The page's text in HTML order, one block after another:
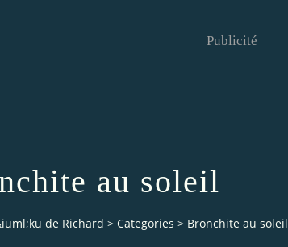
Publicité
au soleil
de Richard > Categories > Bronchite au soleil